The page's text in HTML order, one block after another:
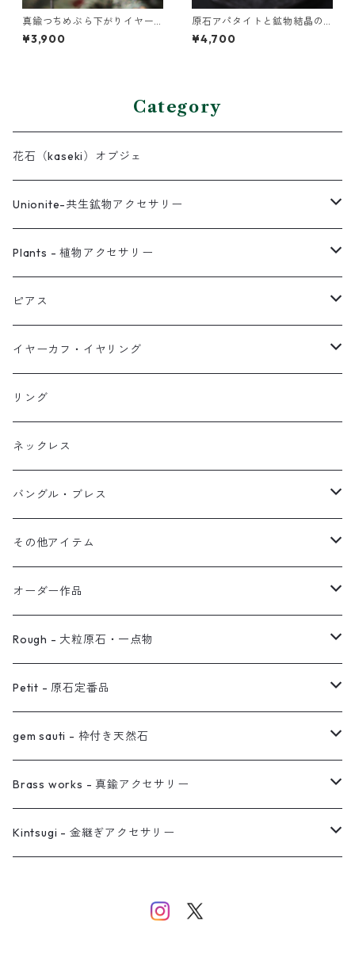
真鍮つちめぶら下がりイヤー
カフ
¥3,900
原石アパタイトと鉱物結晶の
真鍮幅広イヤーカフ
¥4,700
Category
花石（kaseki）オブジェ
Unionite-共生鉱物アクセサリー
ピアス
ネックレス
イヤーカフ
イヤリング
Plants - 植物アクセサリー
ピアス
ネックレス
リング
ブレス
オブジェ
イヤーカフ
ピアス
スタッド・一粒
フック・ぶら下がり
フープ
イヤーカフ・イヤリング
原石イヤーカフ
植物イヤーカフ
ぶら下がりイヤーカフ
2連イヤーカフ
イヤリング対応
ノンホールピアス
オーダー用ページ
真鍮イヤーカフ
リング
ネックレス
バングル・ブレス
ブレスレット
バングル
その他アイテム
ブローチ
ヘアアクセサリー
オーダー作品
リング
ネックレス
ピアス
イヤーカフ
バングル
Rough - 大粒原石・一点物
ピアス
リング
ネックレス
イヤーカフ
Petit - 原石定番品
ピアス
リング
ネックレス
gem sauti - 枠付き天然石
ピアス
ネックレス
Brass works - 真鍮アクセサリー
リング
Kintsugi - 金継ぎアクセサリー